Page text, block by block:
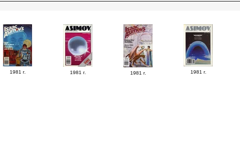
1981 г. 1981 г. 1981 г. 1981 г.